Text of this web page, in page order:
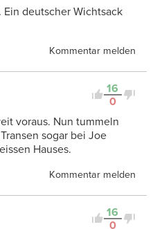
deutscher Wichtsack
Kommentar melden
16
0
voraus. Nun tummeln
sogar bei Joe
Hauses.
Kommentar melden
16
0